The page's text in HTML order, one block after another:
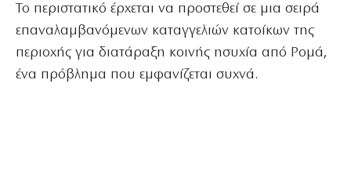
Το περιστατικό έρχεται να προστεθεί σε μια σειρά
επαναλαμβανόμενων καταγγελιών κατοίκων της
περιοχής για διατάραξη κοινής ησυχία από Ρομά,
ένα πρόβλημα που εμφανίζεται συχνά.